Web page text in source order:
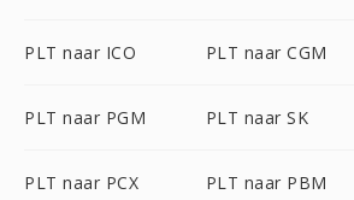
PLT naar ICO PLT naar CGM
PLT naar PGM PLT naar SK
PLT naar PCX PLT naar PBM